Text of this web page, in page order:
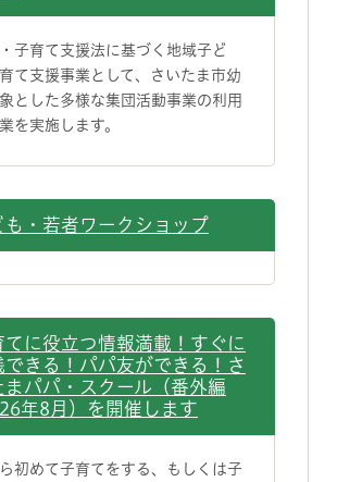
子育て支援法に基づく地域子ど
て支援事業として、さいたま市幼
とした多様な集団活動事業の利用
を実施します。
も・若者ワークショップ
てに役立つ情報満載！すぐに
できる！パパ友ができる！さ
まパパ・スクール（番外編
年8月）を開催します
初めて子育てをする、もしくは子